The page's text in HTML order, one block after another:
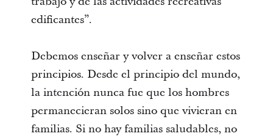
edificantes”.
Debemos enseñar y volver a enseñar estos
principios. Desde el principio del mundo,
la intención nunca fue que los hombres
permanecieran solos sino que vivieran en
familias. Si no hay familias saludables, no